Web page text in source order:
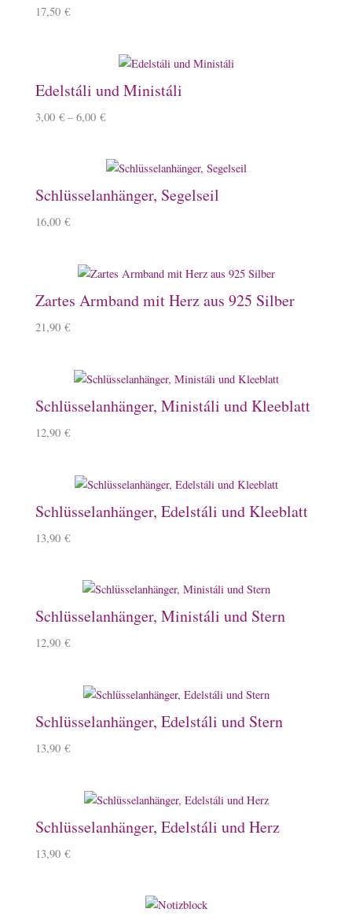
17,50 €
Edelstáli und Ministáli
3,00 € –6,00 €
Schlüsselanhänger, Segelseil
16,00 €
Zartes Armband mit Herz aus 925 Silber
21,90 €
Schlüsselanhänger, Ministáli und Kleeblatt
12,90 €
Schlüsselanhänger, Edelstáli und Kleeblatt
13,90 €
Schlüsselanhänger, Ministáli und Stern
12,90 €
Schlüsselanhänger, Edelstáli und Stern
13,90 €
Schlüsselanhänger, Edelstáli und Herz
13,90 €